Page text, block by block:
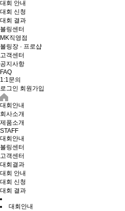
대회 안내
대회 신청
대회 결과
볼링센터
MK직영점
볼링장 · 프로샵
고객센터
공지사항
FAQ
1:1문의
로그인 회원가입
대회안내
회사소개
제품소개
STAFF
대회안내
볼링센터
고객센터
대회결과
대회 안내
대회 신청
대회 결과
대회안내